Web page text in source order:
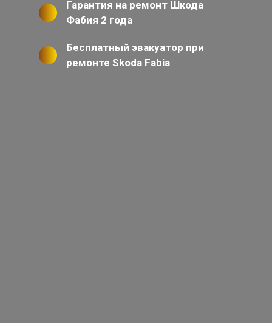
Гарантия на ремонт Шкода
Фабия 2 года
Бесплатный эвакуатор при
ремонте Skoda Fabia